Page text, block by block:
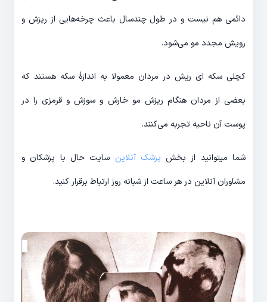
دائمی هم نیست و در طول چندسال باعث چرخه‌هایی از ریزش و
رویش مجدد مو می‌شود.
کچلی سکه ای ریش در مردان معمولا به اندازۀ سکه هستند که
بعضی از مردان هنگام ریزش مو خارش و سوزش و قرمزی را در
پوست آن ناحیه تجربه می‌کنند.
شما میتوانید از بخش پزشک آنلاین سایت حال با پزشکان و
مشاوران آنلاین در هر ساعت از شبانه روز ارتباط برقرار کنید.